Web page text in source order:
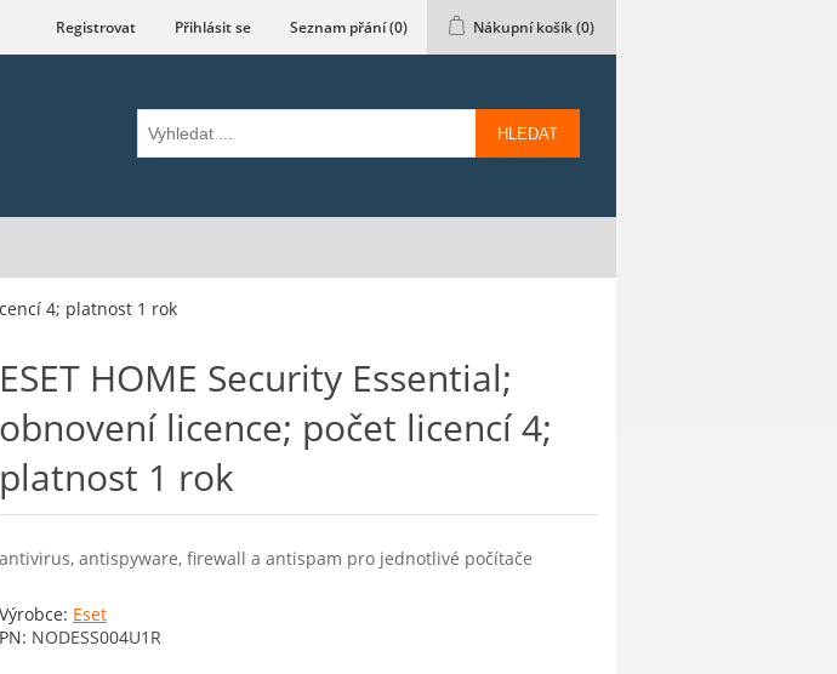
Registrovat Přihlásit se Seznam přání(0) Nákupní košík(0)
HLEDAT
4; platnost 1 rok
ESET HOME Security Essential;
obnovení licence; počet licencí 4;
platnost 1 rok
antivirus, antispyware, firewall a antispam pro jednotlivé počítače
Výrobce: Eset
PN: NODESS004U1R